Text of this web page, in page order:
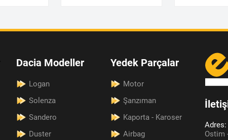
Dacia Modeller
Logan
Solenza
Sandero
Duster
Yedek Parçalar
Motor
Şanzıman
Kaporta - Karoser
Airbag
Adres:
Ostim